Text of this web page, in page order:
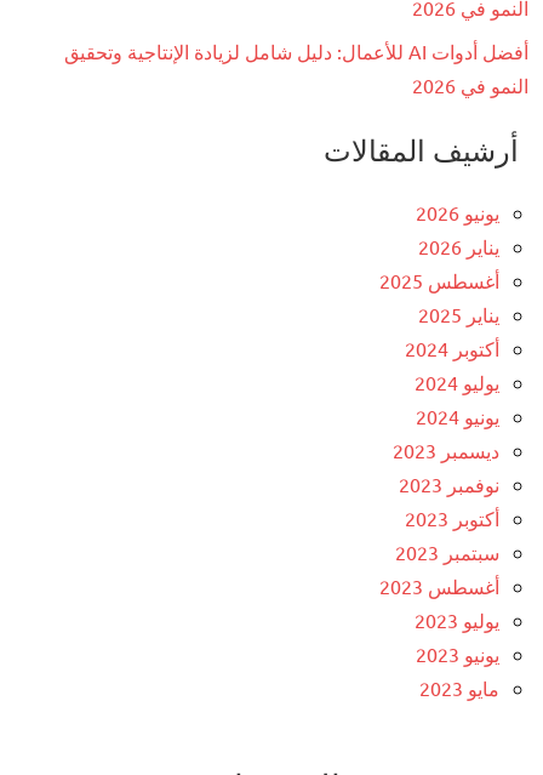
النمو في 2026
أفضل أدوات AI للأعمال: دليل شامل لزيادة الإنتاجية وتحقيق
النمو في 2026
أرشيف المقالات
يونيو 2026
يناير 2026
أغسطس 2025
يناير 2025
أكتوبر 2024
يوليو 2024
يونيو 2024
ديسمبر 2023
نوفمبر 2023
أكتوبر 2023
سبتمبر 2023
أغسطس 2023
يوليو 2023
يونيو 2023
مايو 2023